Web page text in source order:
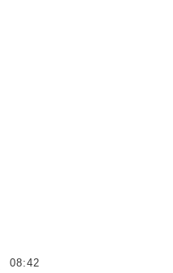
08:42